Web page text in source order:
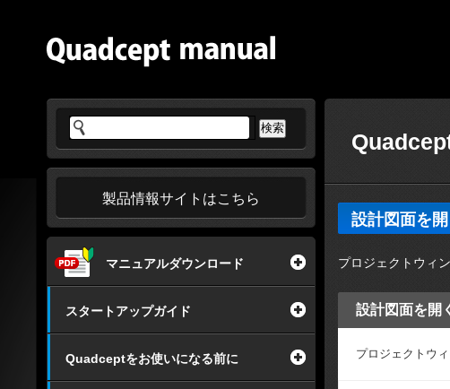
製品情報サイトはこちら
マニュアルダウンロード
スタートアップガイド
Quadceptをお使いになる前に
設計図面を開
プロジェクトウィ
設計図面を開
プロジェクトウ